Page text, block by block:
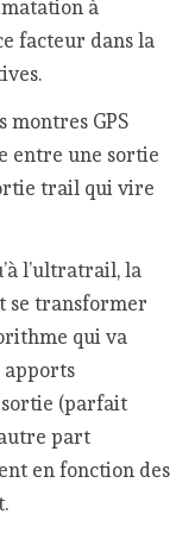
à
facteur dans la
montres GPS
entre une sortie
trail qui vire
l’ultratrail, la
se transformer
qui va
apports
(parfait
part
en fonction des